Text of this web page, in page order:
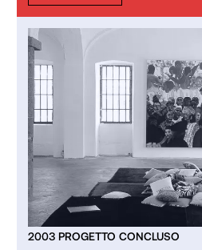
2003 PROGETTO CONCLUSO